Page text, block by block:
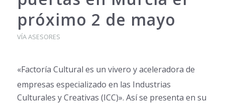
próximo 2 de mayo
VÍA ASESORES
«Factoría Cultural es un vivero y aceleradora de
empresas especializado en las Industrias
Culturales y Creativas (ICC)». Así se presenta en su